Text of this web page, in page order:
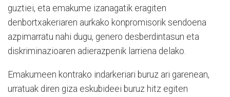
guztiei, eta emakume izanagatik eragiten
denbortxakeriaren aurkako konpromisorik sendoena
azpimarratu nahi dugu, genero desberdintasun eta
diskriminazioaren adierazpenik larriena delako.
Emakumeen kontrako indarkeriari buruz ari garenean,
urratuak diren giza eskubideei buruz hitz egiten